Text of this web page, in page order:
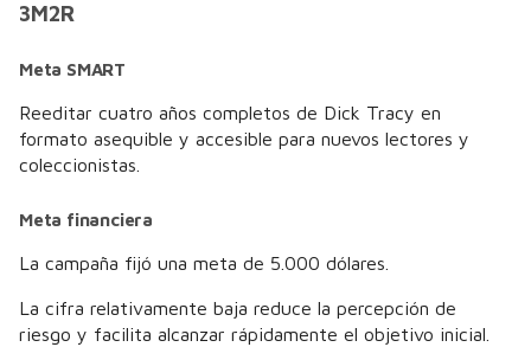
3M2R
Meta SMART
Reeditar cuatro años completos de Dick Tracy en
formato asequible y accesible para nuevos lectores y
coleccionistas.
Meta financiera
La campaña fijó una meta de 5.000 dólares.
La cifra relativamente baja reduce la percepción de
riesgo y facilita alcanzar rápidamente el objetivo inicial.